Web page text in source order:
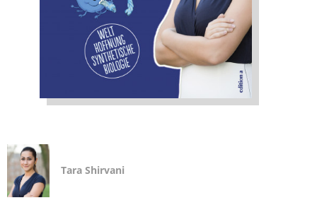
Tara Shirvani